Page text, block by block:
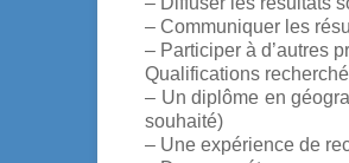
– Communiquer les
– Participer à d’autres
Qualifications
– Un diplôme en
souhaité)
– Une expérience de